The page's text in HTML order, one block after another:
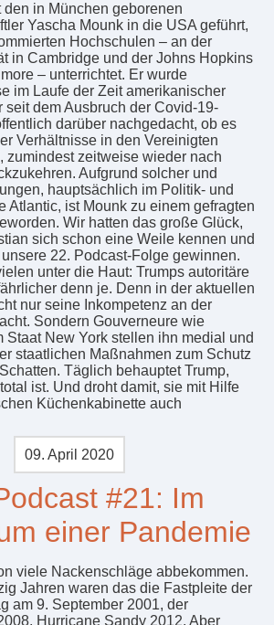
in München geborenen
Yascha Mounk in die USA geführt,
Hochschulen – an der
in Cambridge und der Johns Hopkins
– unterrichtet. Er wurde
im Laufe der Zeit amerikanischer
seit dem Ausbruch der Covid-19-
darüber nachgedacht, ob es
Verhältnisse in den Vereinigten
zumindest zeitweise wieder nach
Aufgrund solcher und
hauptsächlich im Politik- und
Atlantic, ist Mounk zu einem gefragten
Wir hatten das große Glück,
sich schon eine Weile kennen und
22. Podcast-Folge gewinnen.
unter die Haut: Trumps autoritäre
denn je. Denn in der aktuellen
nur seine Inkompetenz an der
Sondern Gouverneure wie
Staat New York stellen ihn medial und
staatlichen Maßnahmen zum Schutz
Täglich behauptet Trump,
ist. Und droht damit, sie mit Hilfe
Küchenkabinette auch
09. April 2020
#21: Im
einer Pandemie
viele Nackenschläge abbekommen.
Jahren waren das die Fastpleite der
am 9. September 2001, der
Hurricane Sandy 2012. Aber